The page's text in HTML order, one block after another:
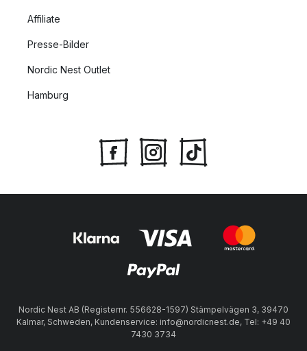
Affiliate
Presse-Bilder
Nordic Nest Outlet
Hamburg
Nordic Nest AB (Registernr. 556628-1597) Stämpelvägen 3, 39470
Kalmar, Schweden, Kundenservice: info@nordicnest.de, Tel: +49 40
7430 3734